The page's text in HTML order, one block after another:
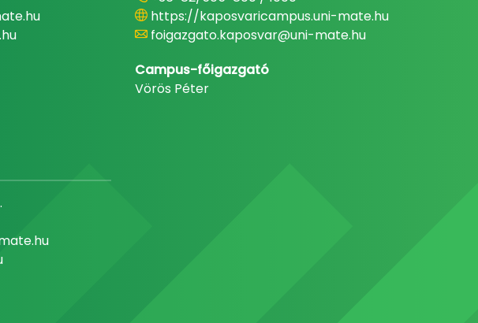
https://kaposvaricampus.uni-mate.hu
foigazgato.kaposvar@uni-mate.hu
Campus-főigazgató
Vörös Péter